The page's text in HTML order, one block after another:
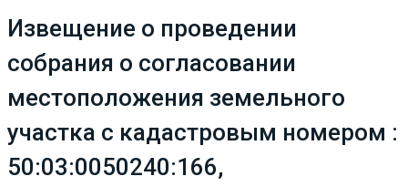
Извещение о проведении
собрания о согласовании
местоположения земельного
участка с кадастровым номером :
50:03:0050240:166,